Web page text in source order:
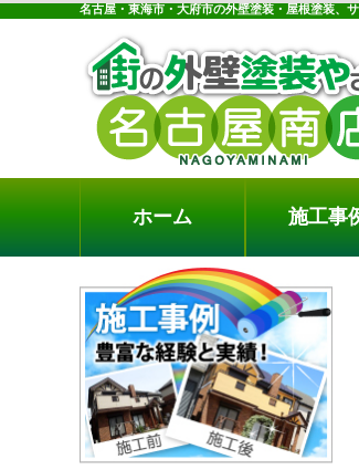
名古屋・東海市・大府市の外壁塗装・屋根塗装、
ホーム 施工事